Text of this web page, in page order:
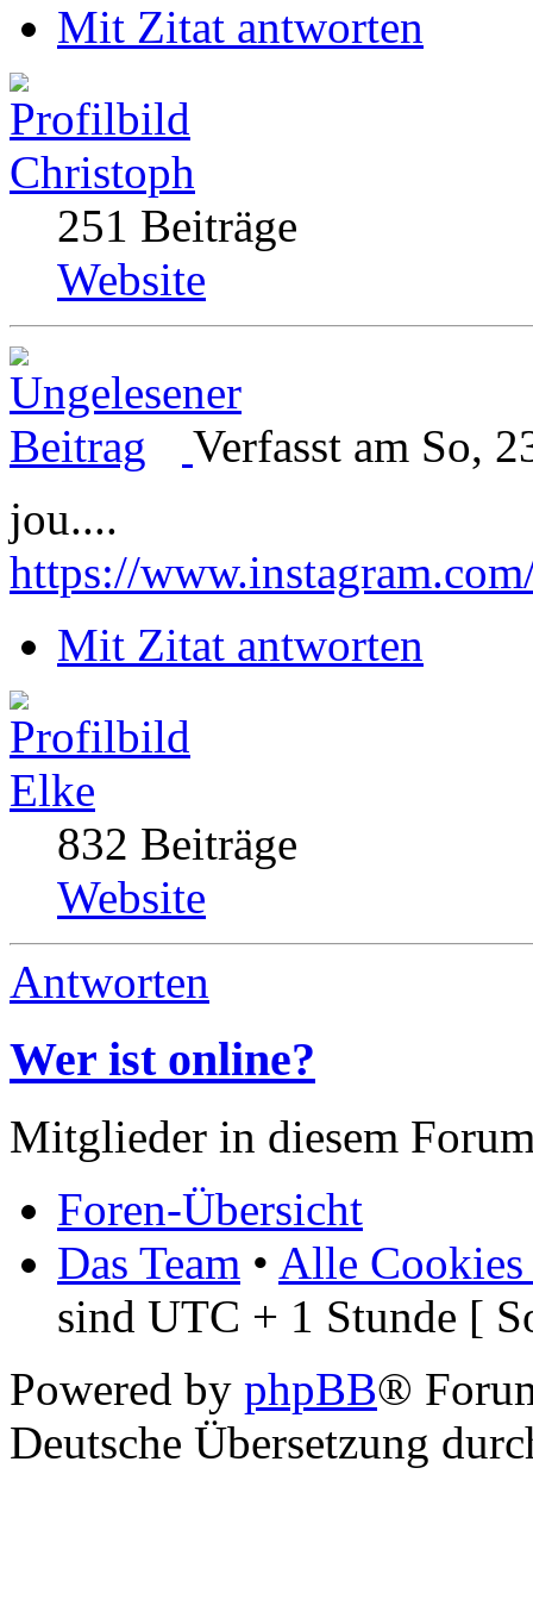
Mit Zitat antworten
Christoph
251 Beiträge
Website
Verfasst am So,
jou....
https://
Mit Zitat antworten
Elke
832 Beiträge
Website
Antworten
Wer ist online?
Mitglieder in diesem
Foren-Übersicht
Das Team • Alle Cookies
sind UTC + 1 Stunde [
Powered by phpBB®
Deutsche Übersetzung